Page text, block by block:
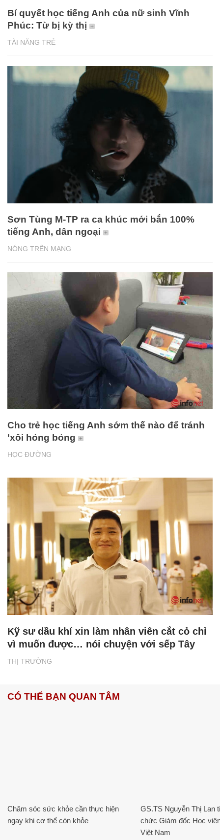
TÀI NĂNG TRẺ
Bí quyết học tiếng Anh của nữ sinh Vĩnh
Phúc: Từ bị kỳ thị
NÓNG TRÊN MẠNG
Sơn Tùng M-TP ra ca khúc mới bắn 100%
tiếng Anh, dân ngoại
HỌC ĐƯỜNG
Cho trẻ học tiếng Anh sớm thế nào để tránh
'xôi hỏng bỏng
THỊ TRƯỜNG
Kỹ sư dầu khí xin làm nhân viên cắt cỏ chỉ
vì muốn được… nói chuyện với sếp Tây
CÓ THỂ BẠN QUAN TÂM
Chăm sóc sức khỏe cần thực hiện
ngay khi cơ thể còn khỏe
GS.TS Nguyễn Thị Lan
chức Giám đốc Học
Việt Nam